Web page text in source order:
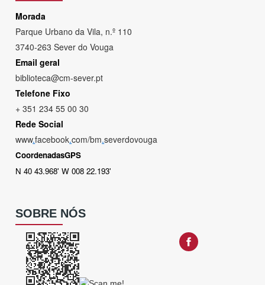
Morada
Parque Urbano da Vila, n.º 110
3740-263 Sever do Vouga
Email geral
biblioteca@cm-sever.pt
Telefone Fixo
+ 351 234 55 00 30
Rede Social
www.facebook.com/bm.severdovouga
CoordenadasGPS
N 40 43.968' W 008 22.193'
SOBRE NÓS